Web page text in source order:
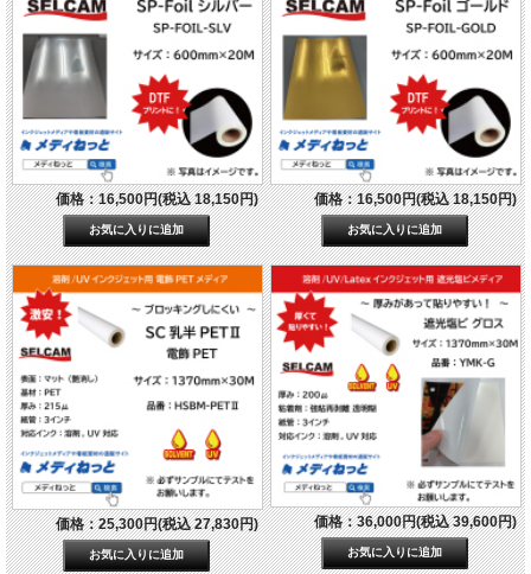
価格：16,500円(税込 18,150円) 価格：16,500円(税込 18,150円)
価格：25,300円(税込 27,830円) 価格：36,000円(税込 39,600円)